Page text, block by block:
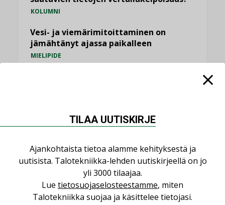
KOLUMNI
Vesi- ja viemärimitoittaminen on
jämähtänyt ajassa paikalleen
MIELIPIDE
NIMITYKSET
NIMITYKSET
TILAA UUTISKIRJE
Ajankohtaista tietoa alamme kehityksestä ja
uutisista. Talotekniikka-lehden uutiskirjeellä on jo
yli 3000 tilaajaa.
Lue tietosuojaselosteestamme, miten
Talotekniikka suojaa ja käsittelee tietojasi.